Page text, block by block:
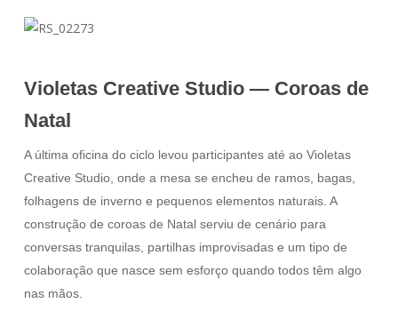
Violetas Creative Studio — Coroas de
Natal
A última oficina do ciclo levou participantes até ao Violetas
Creative Studio, onde a mesa se encheu de ramos, bagas,
folhagens de inverno e pequenos elementos naturais. A
construção de coroas de Natal serviu de cenário para
conversas tranquilas, partilhas improvisadas e um tipo de
colaboração que nasce sem esforço quando todos têm algo
nas mãos.